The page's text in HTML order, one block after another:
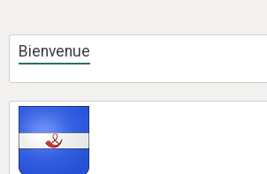
Bienvenue